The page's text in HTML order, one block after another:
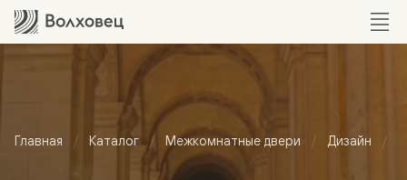
Главная Каталог Межкомнатные двери Дизайн